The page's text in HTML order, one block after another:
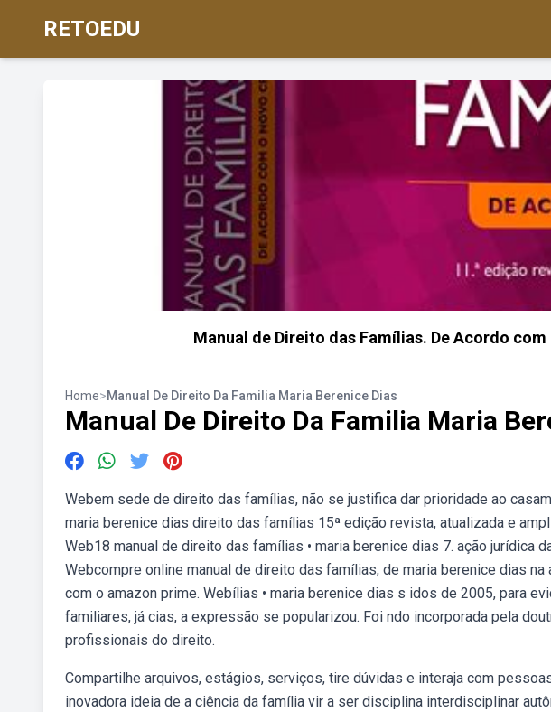
RETOEDU
Manual de Direito das Famílias. De Acordo com
Home>Manual De Direito Da Familia Maria Berenice Dias
Manual De Direito Da Familia Maria
Webem sede de direito das famílias, não se justifica dar prioridade ao
maria berenice dias direito das famílias 15ª edição revista, atualizada e
Web18 manual de direito das famílias • maria berenice dias 7. ação jurídica
Webcompre online manual de direito das famílias, de maria berenice dias
com o amazon prime. Webílias • maria berenice dias s idos de 2005, para
familiares, já cias, a expressão se popularizou. Foi ndo incorporada pela
profissionais do direito.
Compartilhe arquivos, estágios, serviços, tire dúvidas e interaja com
inovadora ideia de a ciência da família vir a ser disciplina interdisciplinar